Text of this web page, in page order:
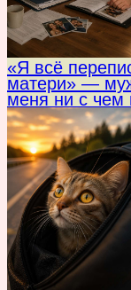
«Я всё
матери» —
меня ни с чем